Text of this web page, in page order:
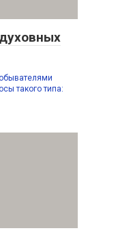
такого типа: